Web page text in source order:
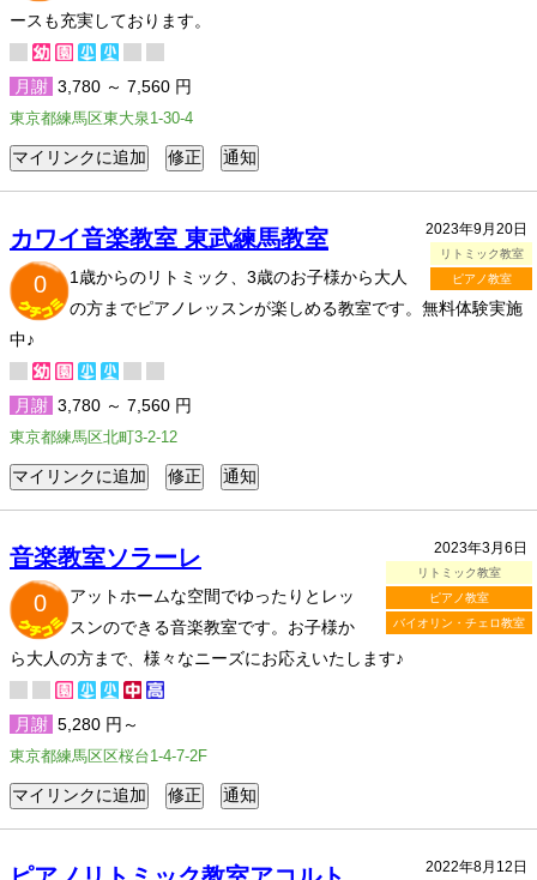
ースも充実しております。
月謝 3,780 ～ 7,560 円
東京都練馬区東大泉1-30-4
2023年9月20日
リトミック教室
ピアノ教室
カワイ音楽教室 東武練馬教室
0
1歳からのリトミック、3歳のお子様から大人
の方までピアノレッスンが楽しめる教室です。無料体験実施
中♪
月謝 3,780 ～ 7,560 円
東京都練馬区北町3-2-12
2023年3月6日
リトミック教室
ピアノ教室
バイオリン・チェロ教室
音楽教室ソラーレ
0
アットホームな空間でゆったりとレッ
スンのできる音楽教室です。お子様か
ら大人の方まで、様々なニーズにお応えいたします♪
月謝 5,280 円～
東京都練馬区区桜台1-4-7-2F
2022年8月12日